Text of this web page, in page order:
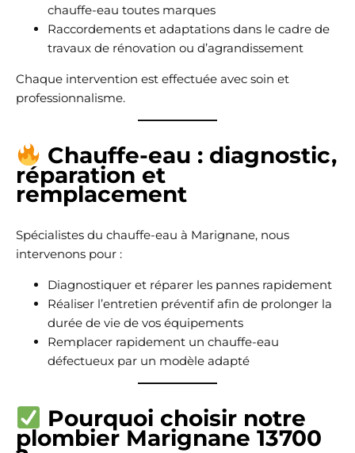
chauffe-eau toutes marques
Raccordements et adaptations dans le cadre de
travaux de rénovation ou d’agrandissement
Chaque intervention est effectuée avec soin et
professionnalisme.
Chauffe-eau : diagnostic,
réparation et
remplacement
Spécialistes du chauffe-eau à Marignane, nous
intervenons pour :
Diagnostiquer et réparer les pannes rapidement
Réaliser l’entretien préventif afin de prolonger la
durée de vie de vos équipements
Remplacer rapidement un chauffe-eau
défectueux par un modèle adapté
Pourquoi choisir notre
plombier Marignane 13700